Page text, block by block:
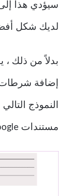
سيؤدي هذا
لديك شكل
بدلاً من ذلك ،
إضافة شرطات
النموذج
مستندات Google.